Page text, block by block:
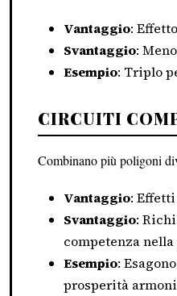
Vantaggio:
Svantaggio:
Esempio: Triplo
CIRCUITI
Combinano più poligoni
Vantaggio:
Svantaggio:
competenza
Esempio:
prosperità